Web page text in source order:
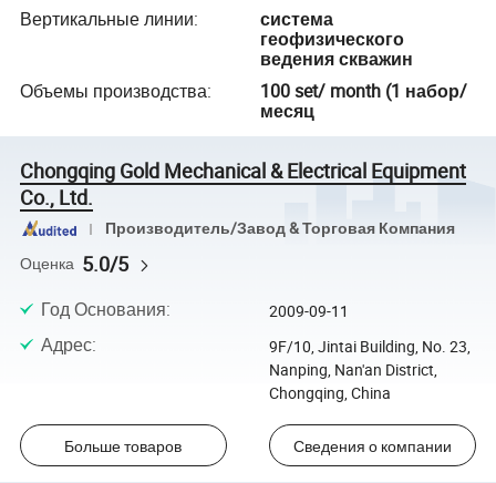
Вертикальные линии:
система
геофизического
ведения скважин
Объемы производства:
100 set/ month (1 набор/
месяц
Chongqing Gold Mechanical & Electrical Equipment
Co., Ltd.
Производитель/Завод & Торговая Компания
Оценка 5.0/5
Год Основания: 2009-09-11
Адрес:
9F/10, Jintai Building, No. 23,
Nanping, Nan'an District,
Chongqing, China
Больше товаров Сведения о компании